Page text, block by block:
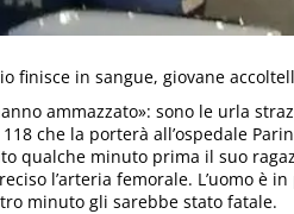
finisce in sangue, giovane
ammazzato»: sono le urla
che la porterà all’ospedale
qualche minuto prima il suo
l’arteria femorale. L’uomo è
minuto gli sarebbe stato fatale.